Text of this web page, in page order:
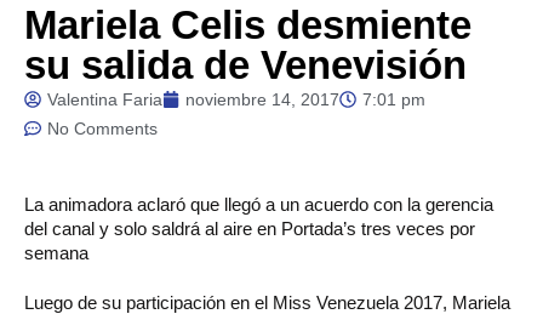
Mariela Celis desmiente
su salida de Venevisión
Valentina Faria noviembre 14, 2017
7:01 pm
No Comments
La animadora aclaró que llegó a un acuerdo con la gerencia
del canal y solo saldrá al aire en Portada’s tres veces por
semana
Luego de su participación en el Miss Venezuela 2017, Mariela